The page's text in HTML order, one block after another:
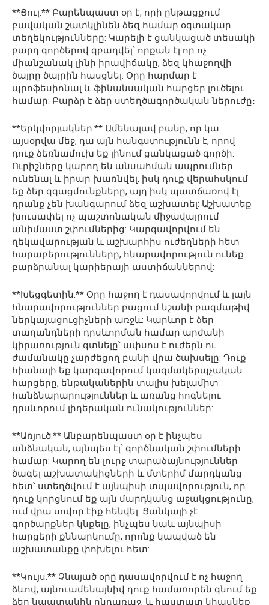
**Ցուլ.** Բարենպաստ օր է, որի ընթացքում
բավական շատկլինեն ձեզ համար օգտակար
տեղեկությունները: Կարելի է ցանկացած տեսակի
բարդ գործերով զբաղվել՝ որքան էլ որ ոչ
միանշանակ լինի իրավիճակը, ձեզ կհաջողվի
ծայրը ծայրին հասցնել: Օրը հարմար է
պրոֆեսիոնալ և ֆինանսական հարցեր լուծելու
համար: Բարձր է ձեր ստեղծագործական ներուժը։
**Երկվորյակներ.** Ամենալավ բանը, որ կա
այսօրվա մեջ, դա այն հանգստությունն է, որով
դուք ձեռնամուխ եք լինում ցանկացած գործի:
Ուրիշները կարող են անսահման ապրումներ
ունենալ և իրար խառնվել, իսկ դուք վերահսկում
եք ձեր զգացմունքները, այդ իսկ պատճառով էլ
դրանք չեն խանգարում ձեզ աշխատել: Աշխատեք
խուսափել ոչ պաշտոնական միջավայրում
անիմաստ շփումներից: Կարգավորվում են
ղեկավարության և աշխարհիս ուժեղների հետ
հարաբերությունները, հնարավորություն ունեք
բարձրանալ կարիերայի աստիճաններով:
**Խեցգետին.** Օրը հաջող է դասավորվում և լայն
հնարավորություններ բացում նշանի բազմաթիվ
ներկայացուցիչների առջև: Կարևոր է ձեր
տաղանդների դրսևորման համար արժանի
կիրառություն գտնելը՝ ափսոս է ուժերն ու
ժամանակը չարժեցող բանի վրա ծախսելը: Դուք
հիանալի եք կարգավորում կազմակերպչական
հարցերը, ենթականերին տալիս խելամիտ
հանձնարարություններ և առանց հոգնելու
դրսևորում լիդերական ունակություններ:
**Առյուծ.** Անբարենպաստ օր է ինչպես
անձնական, այնպես էլ՝ գործնական շփումների
համար: Կարող են լուրջ տարաձայնություններ
ծագել աշխատակիցների և մտերիմ մարդկանց
հետ՝ ստեղծվում է այնպիսի տպավորություն, որ
դուք կորցնում եք այն մարդկանց աջակցությունը,
ում վրա սովոր էիք հենվել: Ցանկալի չէ
գործարքներ կնքելը, ինչպես նաև այնպիսի
հարցերի քննարկումը, որոնք կապված են
աշխատանքը փոխելու հետ:
**Կույս.** Չնայած օրը դասավորվում է ոչ հաջող
ձևով, այնուամենայնիվ դուք համառորեն գնում եք
ձեր նպատակին ընդառաջ, և հաստատ կհասնեք